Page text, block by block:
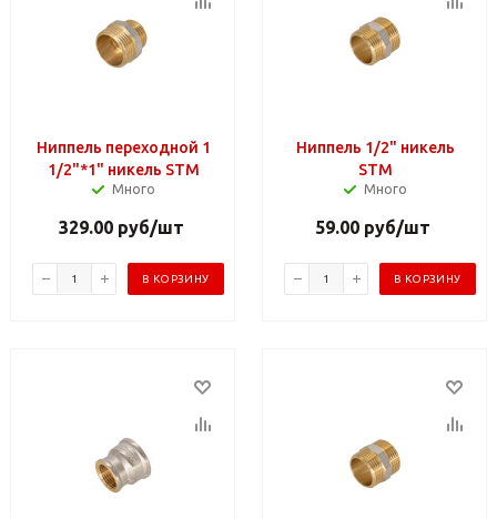
Ниппель переходной 1
1/2"*1" никель STM
Много
329.00руб/шт
В КОРЗИНУ
Ниппель 1/2" никель
STM
Много
59.00 руб/шт
В КОРЗИНУ